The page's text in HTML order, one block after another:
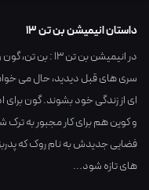
داستان انیمیشن بن تن 13
در انیمیشن بن
سری های قبل دیدید، حال می
ای از زندگی خود بشوند. گون
و کوین هم برای کار مجبور به
فضایی جدیدش به نام روک که
های تازه شود...